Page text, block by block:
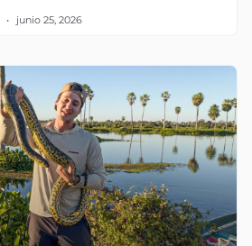
junio 25, 2026